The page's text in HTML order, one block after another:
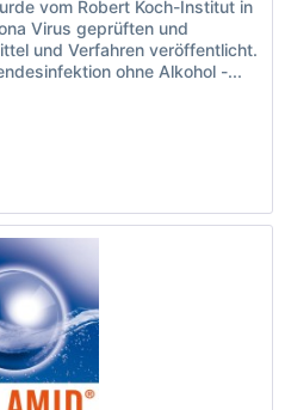
vom Robert Koch-Institut in
Virus geprüften und
und Verfahren veröffentlicht.
ohne Alkohol -...